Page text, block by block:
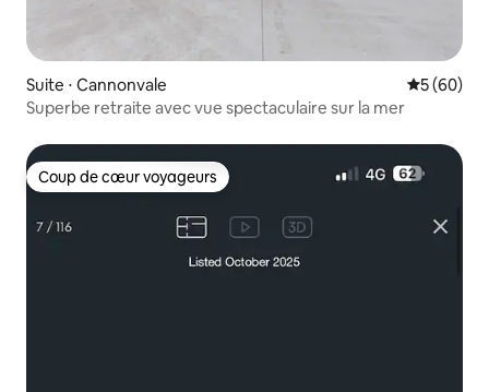
Suite ⋅ Cannonvale
5 (60)
Superbe retraite avec vue spectaculaire sur la mer
Coup de cœur voyageurs
Coup de cœur voyageurs